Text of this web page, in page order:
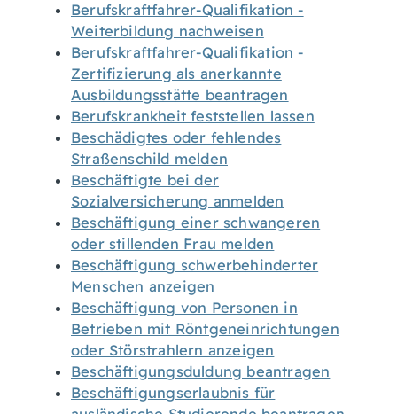
Berufskraftfahrer-Qualifikation -
Weiterbildung nachweisen
Berufskraftfahrer-Qualifikation -
Zertifizierung als anerkannte
Ausbildungsstätte beantragen
Berufskrankheit feststellen lassen
Beschädigtes oder fehlendes
Straßenschild melden
Beschäftigte bei der
Sozialversicherung anmelden
Beschäftigung einer schwangeren
oder stillenden Frau melden
Beschäftigung schwerbehinderter
Menschen anzeigen
Beschäftigung von Personen in
Betrieben mit Röntgeneinrichtungen
oder Störstrahlern anzeigen
Beschäftigungsduldung beantragen
Beschäftigungserlaubnis für